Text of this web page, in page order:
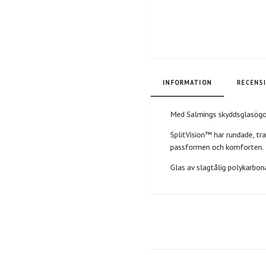
INFORMATION
Med Salmings
SplitVision™ har rundade,
passformen och komforten.
Glas av slagtålig